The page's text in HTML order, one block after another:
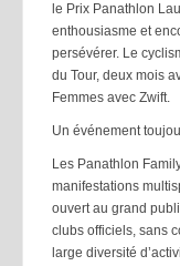
le Prix Panathlon
enthousiasme et
persévérer. Le
du Tour, deux mois
Femmes avec Zwift.
Un événement
Les Panathlon
manifestations
ouvert au grand
clubs officiels, sans
large diversité